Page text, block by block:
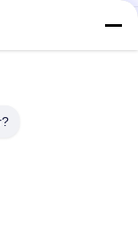
επέκτασης
αλουμινίου,